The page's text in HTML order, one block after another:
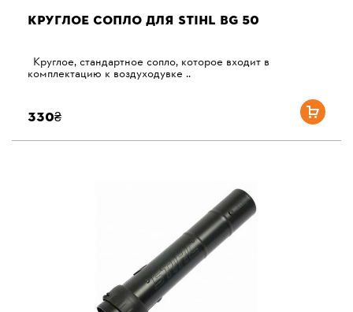
КРУГЛОЕ СОПЛО ДЛЯ STIHL BG 50
Круглое, стандартное сопло, которое входит в
комплектацию к воздуходувке ..
330₴